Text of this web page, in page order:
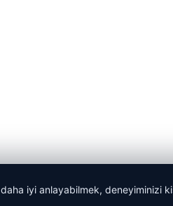
daha iyi anlayabilmek,